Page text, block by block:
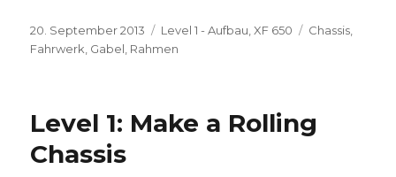
Veröffentlicht
am
20. September 2013 Kategorien
Level 1 - Aufbau ,XF 650 Schlagwörter
Chassis
Fahrwerk Gabel Rahmen
Level 1: Make a Rolling
Chassis